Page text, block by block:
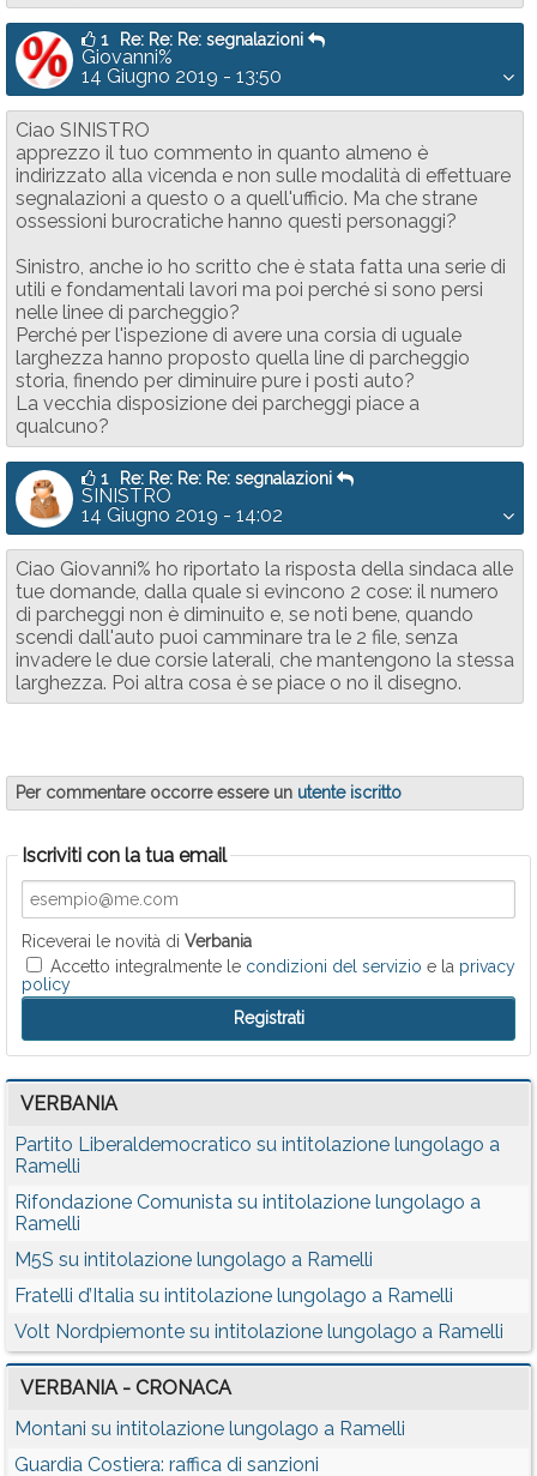
1 Re: Re: Re: segnalazioni
Giovanni%
14 Giugno 2019 - 13:50
Ciao SINISTRO
apprezzo il tuo commento in quanto almeno è
indirizzato alla vicenda e non sulle modalità di effettuare
segnalazioni a questo o a quell'ufficio. Ma che strane
ossessioni burocratiche hanno questi personaggi?
Sinistro, anche io ho scritto che è stata fatta una serie di
utili e fondamentali lavori ma poi perché si sono persi
nelle linee di parcheggio?
Perché per l'ispezione di avere una corsia di uguale
larghezza hanno proposto quella line di parcheggio
storia, finendo per diminuire pure i posti auto?
La vecchia disposizione dei parcheggi piace a
qualcuno?
1 Re: Re: Re: Re: segnalazioni
SINISTRO
14 Giugno 2019 - 14:02
Ciao Giovanni% ho riportato la risposta della sindaca alle
tue domande, dalla quale si evincono 2 cose: il numero
di parcheggi non è diminuito e, se noti bene, quando
scendi dall'auto puoi camminare tra le 2 file, senza
invadere le due corsie laterali, che mantengono la stessa
larghezza. Poi altra cosa è se piace o no il disegno.
Per commentare occorre essere un utente iscritto
Iscriviti con la tua email
Riceverai le novità di Verbania
Accetto integralmente le condizioni del servizio e la privacy
policy
VERBANIA
Partito Liberaldemocratico su intitolazione lungolago a
Ramelli
Rifondazione Comunista su intitolazione lungolago a
Ramelli
M5S su intitolazione lungolago a Ramelli
Fratelli d’Italia su intitolazione lungolago a Ramelli
Volt Nordpiemonte su intitolazione lungolago a Ramelli
VERBANIA - CRONACA
Montani su intitolazione lungolago a Ramelli
Guardia Costiera: raffica di sanzioni